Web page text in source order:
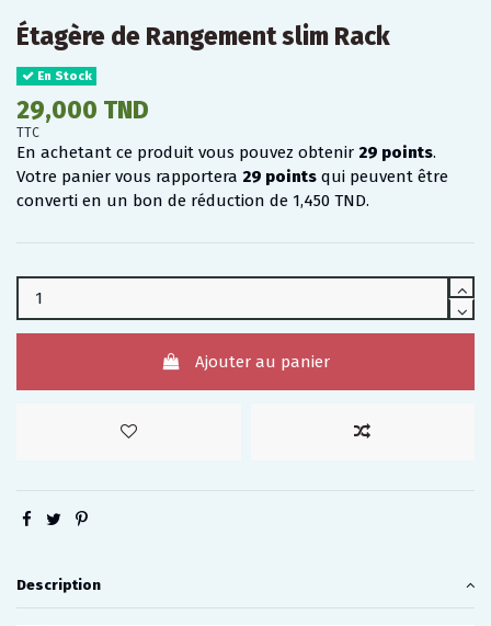
Étagère de Rangement slim Rack
En Stock
29,000 TND
TTC
En achetant ce produit vous pouvez obtenir 29 points.
Votre panier vous rapportera 29 points qui peuvent être
converti en un bon de réduction de 1,450 TND.
Ajouter au panier
Description